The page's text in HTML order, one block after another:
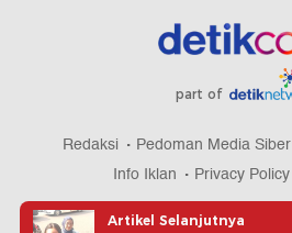
part of
Redaksi Pedoman Media Siber
Info Iklan
Privacy Policy
Artikel Selanjutnya